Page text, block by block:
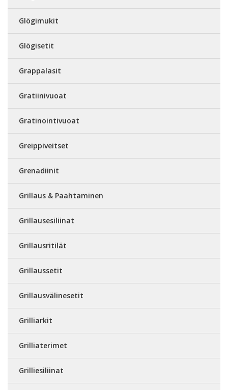
Glögimukit
Glögisetit
Grappalasit
Gratiinivuoat
Gratinointivuoat
Greippiveitset
Grenadiinit
Grillaus & Paahtaminen
Grillausesiliinat
Grillausritilät
Grillaussetit
Grillausvälinesetit
Grilliarkit
Grilliaterimet
Grilliesiliinat